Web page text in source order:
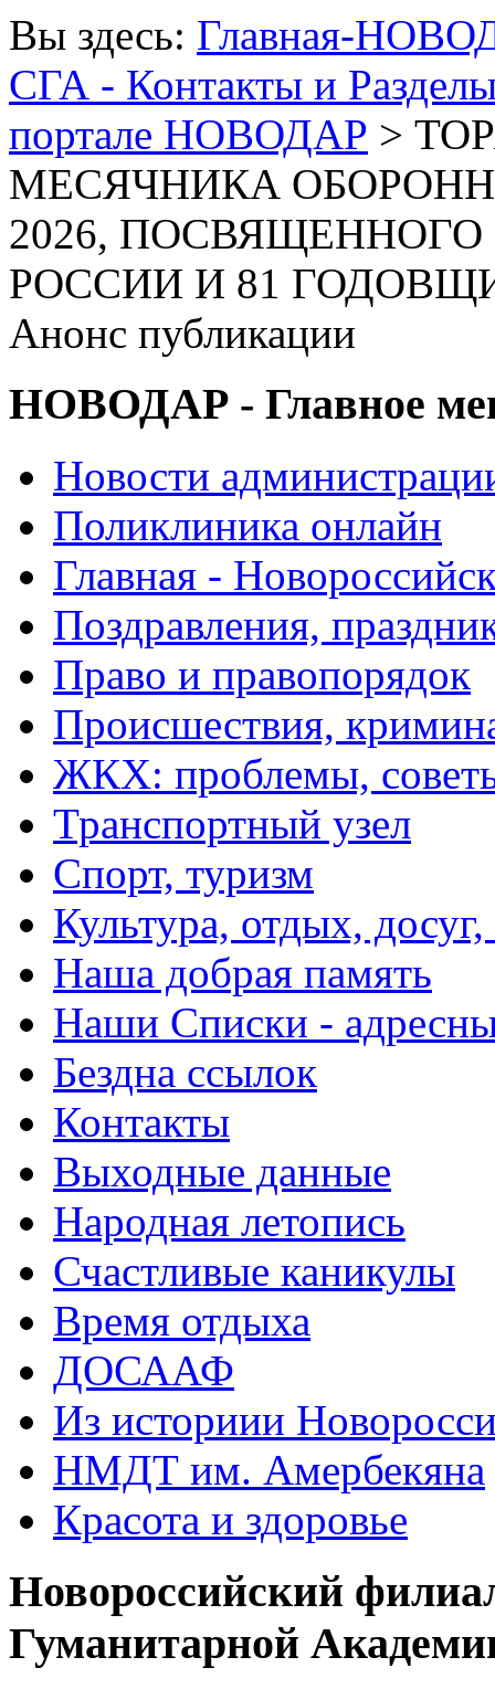
Вы здесь: Главная-
СГА - Контакты и
портале НОВОДАР >
МЕСЯЧНИКА
2026,
РОССИИ И 81
Анонс публикации
НОВОДАР - Главное
Новости
Поликлиника онлайн
Главная -
Поздравления,
Право и правопорядок
Происшествия,
ЖКХ: проблемы,
Транспортный узел
Спорт, туризм
Культура, отдых,
Наша добрая память
Наши Списки -
Бездна ссылок
Контакты
Выходные данные
Народная летопись
Счастливые каникулы
Время отдыха
ДОСААФ
Из историии
НМДТ им. Амербекяна
Красота и здоровье
Новороссийский
Гуманитарной